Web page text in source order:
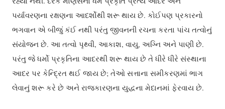
પર્યાવરણના રક્ષણના આદર્શોથી શરૂ થાય છે. કોઈપણ પ્રકારનો
ભગવાન એ બીજું કંઈ નથી પરંતુ જીવનની રચના કરતા પાંચ તત્વોનું
સંયોજન છે. આ તત્વો પૃથ્વી, આકાશ, વાયુ, અગ્નિ અને પાણી છે.
પરંતુ જે ધર્મો પ્રકૃતિના આદરથી શરૂ થાય છે તે ધીરે ધીરે સંસ્થાના
આદર પર કેન્દ્રિત થઈ જાય છે; તેઓ સત્તાના સમીકરણમાં ભાગ
લેવાનું શરૂ કરે છે અને રાજકારણના યુદ્ધના મેદાનમાં ફેરવાય છે.